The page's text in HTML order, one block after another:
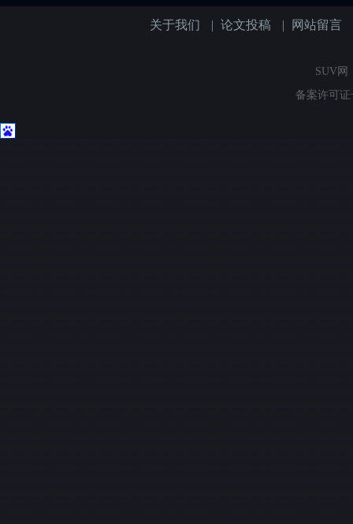
关于我们 | 论文投稿 | 网站留言
SUV网
备案许可证